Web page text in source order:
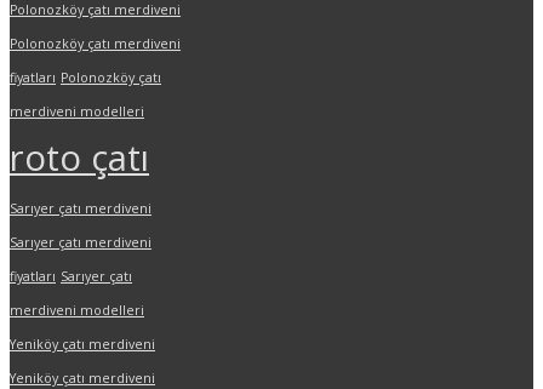
Polonozköy çatı merdiveni
Polonozköy çatı merdiveni
fiyatları Polonozköy çatı
merdiveni modelleri
roto çatı
Sarıyer çatı merdiveni
Sarıyer çatı merdiveni
fiyatları Sarıyer çatı
merdiveni modelleri
Yeniköy çatı merdiveni
Yeniköy çatı merdiveni